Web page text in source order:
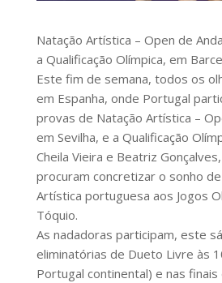
Natação Artística – Open de
a Qualificação Olímpica, em
Este fim de semana, todos os
em Espanha, onde Portugal
provas de Natação Artística –
em Sevilha, e a Qualificação
Cheila Vieira e Beatriz
procuram concretizar o sonho
Artística portuguesa aos Jogos
Tóquio.
As nadadoras participam, este
eliminatórias de Dueto Livre às
Portugal continental) e nas